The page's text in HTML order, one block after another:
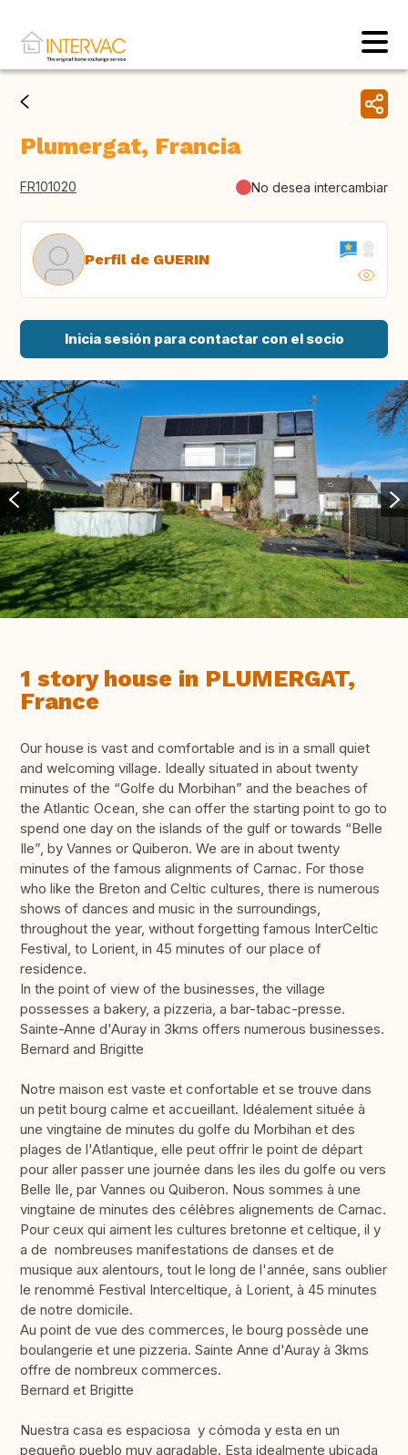
Plumergat, Francia
FR101020 No desea intercambiar
Perfil de GUERIN
Inicia sesión para contactar con el socio
1 story house in PLUMERGAT,
France
Our house is vast and comfortable and is in a small quiet
and welcoming village. Ideally situated in about twenty
minutes of the “Golfe du Morbihan” and the beaches of
the Atlantic Ocean, she can offer the starting point to go to
spend one day on the islands of the gulf or towards “Belle
Ile”, by Vannes or Quiberon. We are in about twenty
minutes of the famous alignments of Carnac. For those
who like the Breton and Celtic cultures, there is numerous
shows of dances and music in the surroundings,
throughout the year, without forgetting famous InterCeltic
Festival, to Lorient, in 45 minutes of our place of
residence.
In the point of view of the businesses, the village
possesses a bakery, a pizzeria, a bar-tabac-presse.
Sainte-Anne d'Auray in 3kms offers numerous businesses.
Bernard and Brigitte
Notre maison est vaste et confortable et se trouve dans
un petit bourg calme et accueillant. Idéalement située à
une vingtaine de minutes du golfe du Morbihan et des
plages de l'Atlantique, elle peut offrir le point de départ
pour aller passer une journée dans les iles du golfe ou vers
Belle Ile, par Vannes ou Quiberon. Nous sommes à une
vingtaine de minutes des célèbres alignements de Carnac.
Pour ceux qui aiment les cultures bretonne et celtique, il y
a de nombreuses manifestations de danses et de
musique aux alentours, tout le long de l'année, sans oublier
le renommé Festival Interceltique, à Lorient, à 45 minutes
de notre domicile.
Au point de vue des commerces, le bourg possède une
boulangerie et une pizzeria. Sainte Anne d'Auray à 3kms
offre de nombreux commerces.
Bernard et Brigitte
Nuestra casa es espaciosa y cómoda y esta en un
pequeño pueblo muy agradable. Esta idealmente ubicada